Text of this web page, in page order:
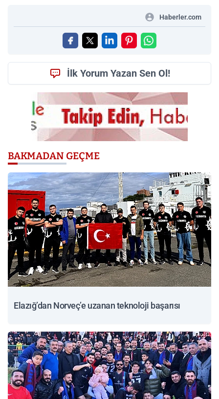
Haberler.com
İlk Yorum Yazan Sen Ol!
BAKMADAN GEÇME
Elazığ’dan Norveç’e uzanan teknoloji başarısı